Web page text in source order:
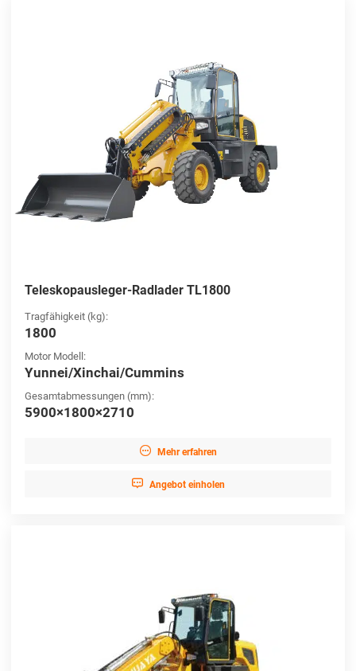
Teleskopausleger-Radlader TL1800
Tragfähigkeit (kg):
1800
Motor Modell:
Yunnei/Xinchai/Cummins
Gesamtabmessungen (mm):
5900×1800×2710
 Mehr erfahren
 Angebot einholen